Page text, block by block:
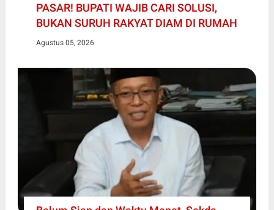
PASAR! BUPATI WAJIB CARI SOLUSI,
BUKAN SURUH RAKYAT DIAM DI RUMAH
Agustus 05, 2026